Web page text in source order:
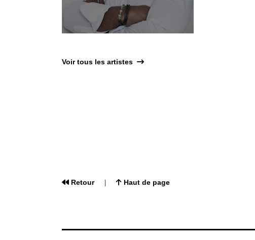
Voir tous les artistes
Retour| Haut de page